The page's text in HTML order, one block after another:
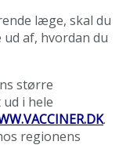
læge, skal du
af, hvordan du
større
i hele
.
regionens